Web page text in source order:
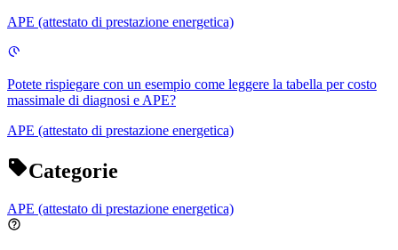
APE (attestato di prestazione energetica)
Potete rispiegare con un esempio come leggere la tabella per costo
massimale di diagnosi e APE?
APE (attestato di prestazione energetica)
Categorie
APE (attestato di prestazione energetica)